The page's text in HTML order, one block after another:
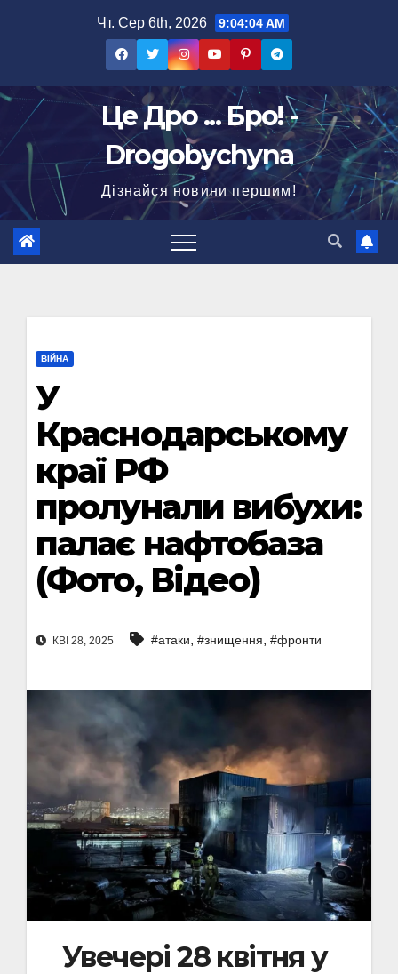
Чт. Сер 6th, 2026 9:04:05 AM
Це Дро ... Бро! -
Drogobychyna
Дізнайся новини першим!
ВІЙНА
У
Краснодарському
краї РФ
пролунали вибухи:
палає нафтобаза
(Фото, Відео)
КВІ 28, 2025 #атаки, #знищення, #фронти
Увечері 28 квітня у